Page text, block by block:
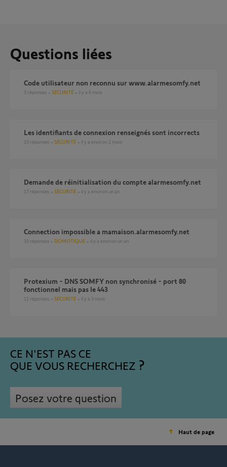
Questions liées
Code utilisateur non reconnu sur www.alarmesomfy.net
3 réponses SÉCURITÉ il y a 6 mois
Les identifiants de connexion renseignés sont incorrects
10 réponses SÉCURITÉ il y a environ 2 mois
Demande de réinitialisation du compte alarmesomfy.net
17 réponses SÉCURITÉ il y a environ un an
Connection impossible a mamaison.alarmesomfy.net
10 réponses DOMOTIQUE il y a environ un an
Protexium - DNS SOMFY non synchronisé - port 80
fonctionnel mais pas le 443
11 réponses SÉCURITÉ il y a 3 mois
CE N'EST PAS CE
QUE VOUS RECHERCHEZ
Posez votre question
Haut de page